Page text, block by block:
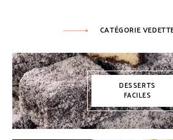
CATÉGORIE
DESSERTS
FACILES